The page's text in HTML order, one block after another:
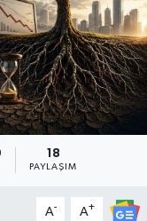
18
PAYLAŞIM
A- A+